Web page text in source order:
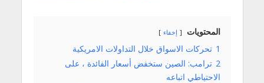
المحتويات إخفاء
1 تحركات الاسواق خلال التداولات الامريكية
2 ترامب: الصين ستخفض أسعار الفائدة ، على
الاحتياطي اتباعه